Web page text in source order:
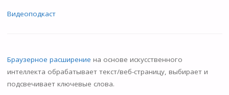
Видеоподкаст
Браузерное расширение на основе искусственного
интеллекта обрабатывает текст/веб-страницу, выбирает и
подсвечивает ключевые слова.